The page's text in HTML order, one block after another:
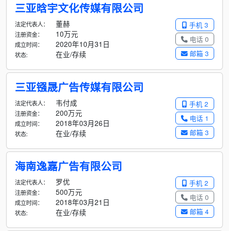
三亚晗宇文化传媒有限公司
手机 3
电话 0
邮箱 3
法定代表人： 董赫
注册资金： 10万元
成立时间： 2020年10月31日
状态: 在业/存续
三亚镪晟广告传媒有限公司
手机 2
电话 1
邮箱 3
法定代表人： 韦付成
注册资金： 200万元
成立时间： 2018年03月26日
状态: 在业/存续
海南逸嘉广告有限公司
手机 2
电话 0
邮箱 4
法定代表人： 罗优
注册资金： 500万元
成立时间： 2018年03月21日
状态: 在业/存续